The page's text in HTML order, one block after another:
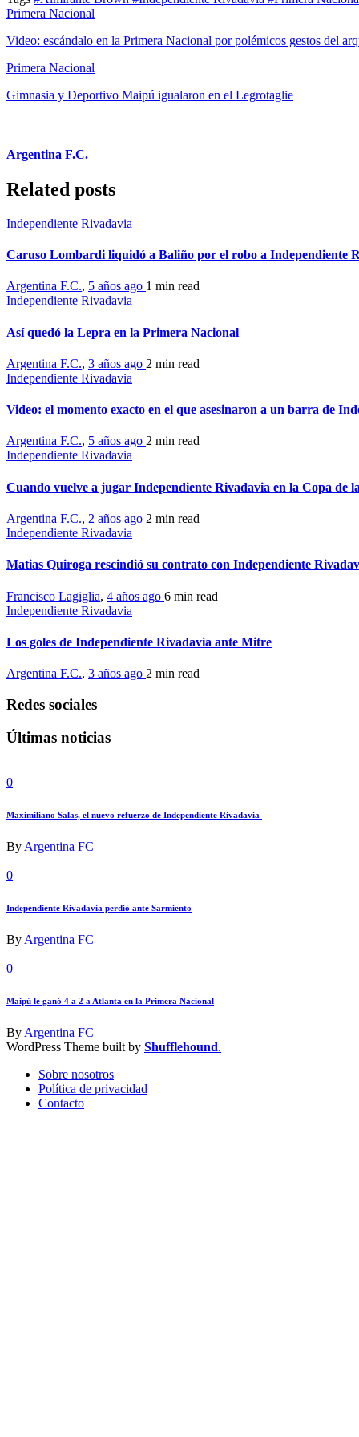
Primera Nacional
Video: escándalo en la Primera Nacional por polémicos gestos del
Primera Nacional
Gimnasia y Deportivo Maipú igualaron en el Legrotaglie
Argentina F.C.
Related posts
Independiente Rivadavia
Caruso Lombardi liquidó a Baliño por el robo a Independiente
Argentina F.C., 5 años ago 1 min read
Independiente Rivadavia
Así quedó la Lepra en la Primera Nacional
Argentina F.C., 3 años ago 2 min read
Independiente Rivadavia
Video: el momento exacto en el que asesinaron a un barra de
Argentina F.C., 5 años ago 2 min read
Independiente Rivadavia
Cuando vuelve a jugar Independiente Rivadavia en la Copa de
Argentina F.C., 2 años ago 2 min read
Independiente Rivadavia
Matias Quiroga rescindió su contrato con Independiente
Francisco Lagiglia, 4 años ago 6 min read
Independiente Rivadavia
Los goles de Independiente Rivadavia ante Mitre
Argentina F.C., 3 años ago 2 min read
Redes sociales
Últimas noticias
0
Maximiliano Salas, el nuevo refuerzo de Independiente Rivadavia
By Argentina FC
0
Independiente Rivadavia perdió ante Sarmiento
By Argentina FC
0
Maipú le ganó 4 a 2 a Atlanta en la Primera Nacional
By Argentina FC
WordPress Theme built by Shufflehound.
Sobre nosotros
Política de privacidad
Contacto